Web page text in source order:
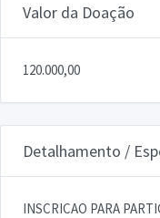
Valor da Doação
120.000,00
Detalhamento /
INSCRICAO PARA